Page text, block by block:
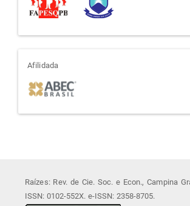
afiliada
Afilidada
Raízes: Rev. de Cie. Soc. e Econ., Campina
ISSN: 0102-552X. e-ISSN: 2358-8705.